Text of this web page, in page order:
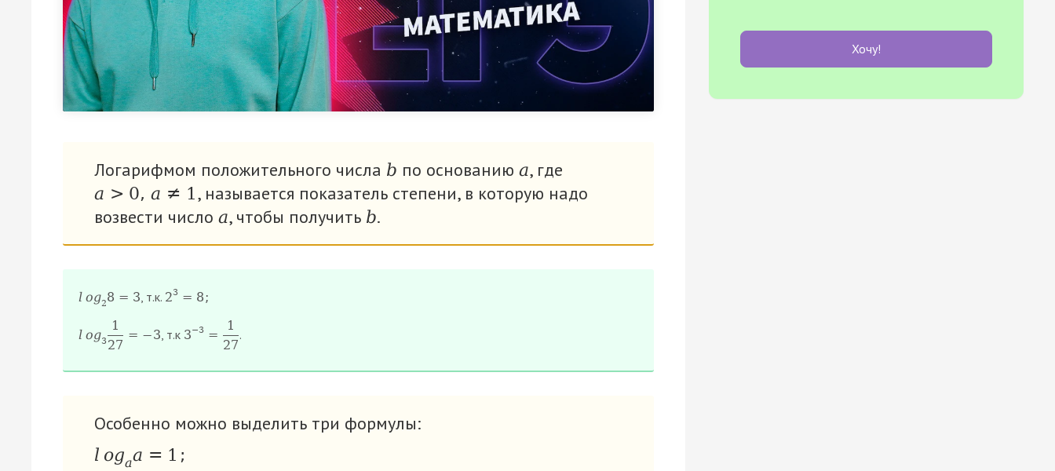
Логарифмом положительного числа b по основанию а, где
a > 0, a ≠ 1 , называется показатель степени, в которую надо
возвести число а, чтобы получить b.
l og28 = 3 , т.к. 23 = 8 ;
l og3
1
27
= −3 , т.к 3−3 =
1
27
.
Особенно можно выделить три формулы:
l ogaa = 1 ;
Хочу!